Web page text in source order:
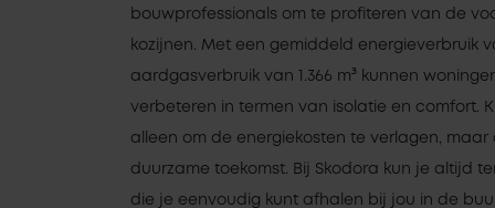
bouwprofessionals om te profiteren van de
kozijnen. Met een gemiddeld energieverbruik
aardgasverbruik van 1.366 m³ kunnen
verbeteren in termen van isolatie en comfort.
alleen om de energiekosten te verlagen,
duurzame toekomst. Bij Skodora kun je altijd
die je eenvoudig kunt afhalen bij jou in de